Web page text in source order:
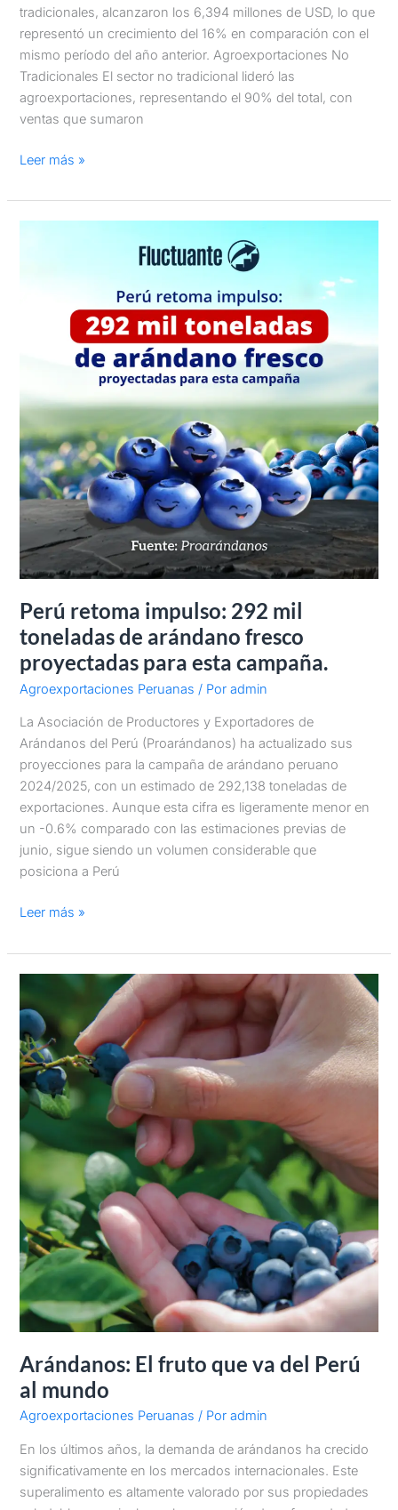
tradicionales, alcanzaron los 6,394 millones de USD, lo que
representó un crecimiento del 16% en comparación con el
mismo período del año anterior. Agroexportaciones No
Tradicionales El sector no tradicional lideró las
agroexportaciones, representando el 90% del total, con
ventas que sumaron
Leer más »
Perú retoma impulso: 292 mil
toneladas de arándano fresco
proyectadas para esta campaña.
Agroexportaciones Peruanas / Poradmin
La Asociación de Productores y Exportadores de
Arándanos del Perú (Proarándanos) ha actualizado sus
proyecciones para la campaña de arándano peruano
2024/2025, con un estimado de 292,138 toneladas de
exportaciones. Aunque esta cifra es ligeramente menor en
un -0.6% comparado con las estimaciones previas de
junio, sigue siendo un volumen considerable que
posiciona a Perú
toneladas
fresco
proyectadas
para
esta
campaña.
Leer más »
Arándanos: El fruto que va del Perú
al mundo
Agroexportaciones Peruanas / Poradmin
En los últimos años, la demanda de arándanos ha crecido
significativamente en los mercados internacionales. Este
superalimento es altamente valorado por sus propiedades
Arándanos:
El
fruto
que
va
del
Perú
al
mundo